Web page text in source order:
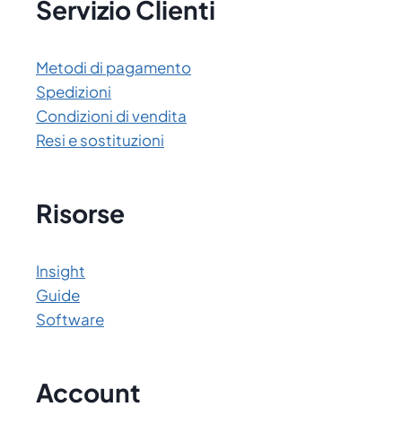
Servizio Clienti
Metodi di pagamento
Spedizioni
Condizioni di vendita
Resi e sostituzioni
Risorse
Insight
Guide
Software
Account